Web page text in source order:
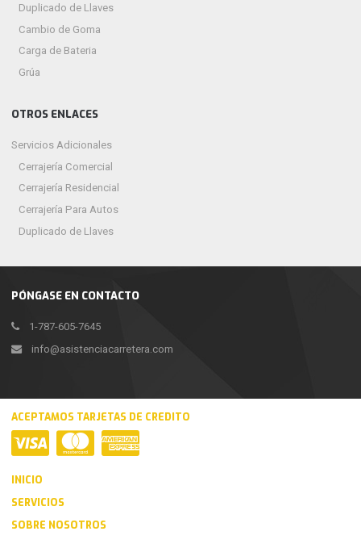
PÓNGASE EN CONTACTO
1-787-605-7645
info@asistenciacarretera.com
Duplicado de Llaves
Cambio de Goma
Carga de Bateria
Grúa
OTROS ENLACES
Servicios Adicionales
Cerrajería Comercial
Cerrajería Residencial
Cerrajería Para Autos
Duplicado de Llaves
ACEPTAMOS TARJETAS DE CREDITO
INICIO
SERVICIOS
SOBRE NOSOTROS